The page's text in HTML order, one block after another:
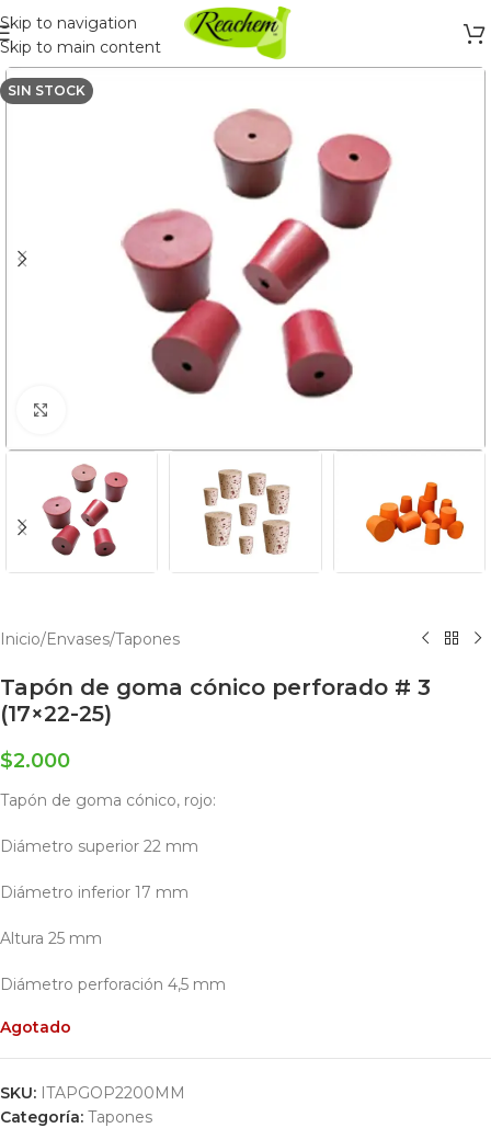
Skip to navigation
Skip to main content
SIN STOCK
Inicio/Envases/Tapones
Tapón de goma cónico perforado # 3
(17×22-25)
$2.000
Tapón de goma cónico, rojo:
Diámetro superior 22 mm
Diámetro inferior 17 mm
Altura 25 mm
Diámetro perforación 4,5 mm
Agotado
SKU: ITAPGOP2200MM
Categoría: Tapones